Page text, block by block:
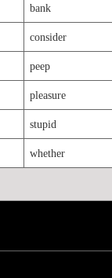
bank
consider
peep
pleasure
stupid
whether